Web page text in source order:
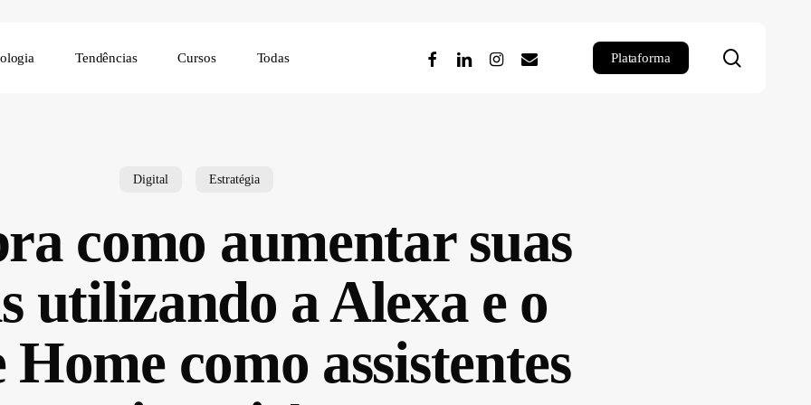
Tendências Cursos Todas Plataforma
facebooklinkedininstagram
email
Digital Estratégia
como aumentar suas
utilizando a Alexa e o
Home como assistentes